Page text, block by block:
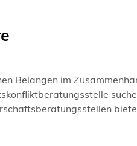
Belangen im